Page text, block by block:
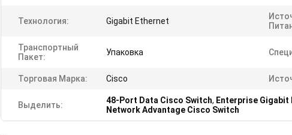
Технология: Gigabit Ethernet
Транспортный
Пакет:
Упаковка
Торговая Марка: Cisco
Выделить: 48-Port Data Cisco Switch, Enterprise Gigabit
Network Advantage Cisco Switch